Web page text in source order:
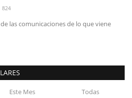
824
las comunicaciones de lo que viene
Este Mes Todas